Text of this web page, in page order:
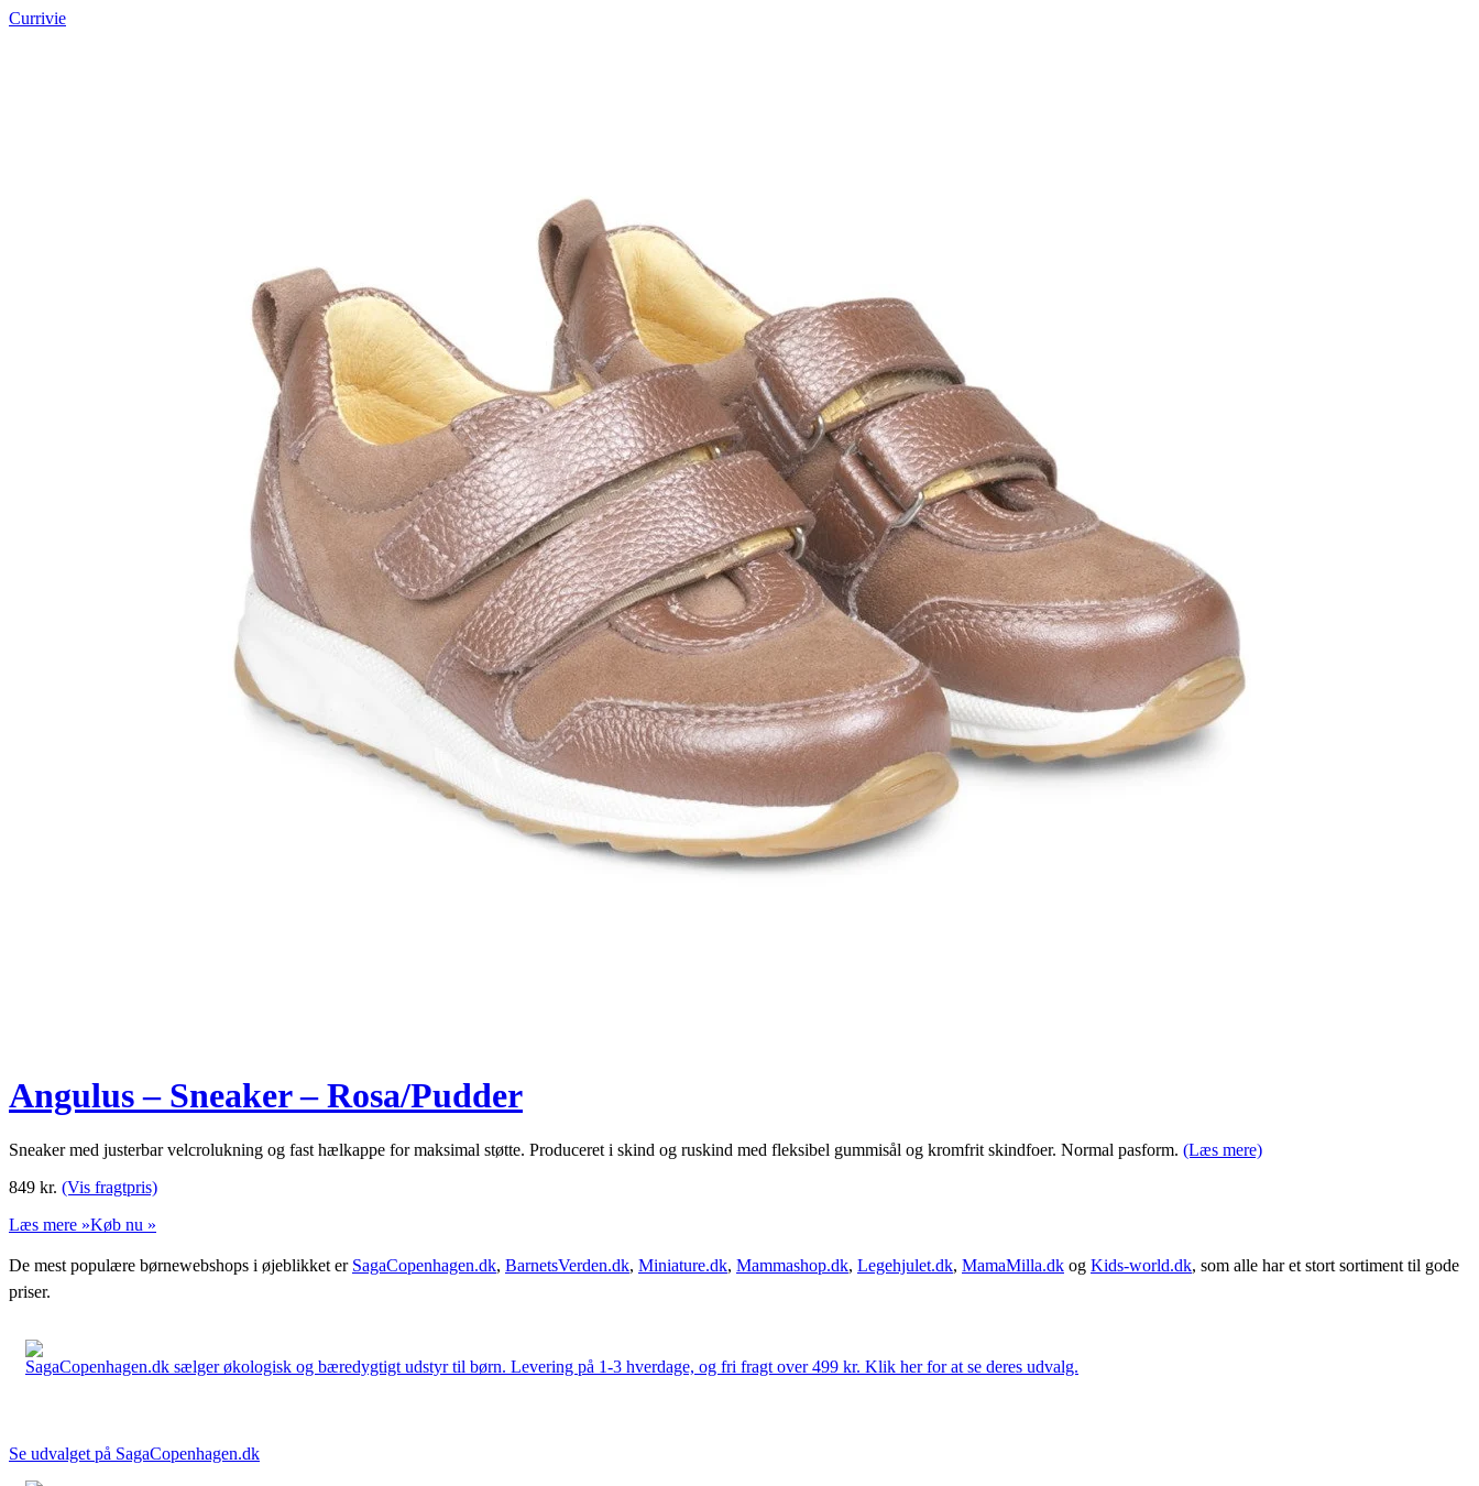
Currivie
Angulus – Sneaker – Rosa/Pudder
Sneaker med justerbar velcrolukning og fast hælkappe for maksimal støtte. Produceret i skind og ruskind med fleksibel gummisål og kromfrit skindfoer. Normal pasform. (Læs mere)
849 kr. (Vis fragtpris)
Læs mere »Køb nu »
De mest populære børnewebshops i øjeblikket er SagaCopenhagen.dk, BarnetsVerden.dk, Miniature.dk, Mammashop.dk, Legehjulet.dk, MamaMilla.dk og Kids-world.dk, som alle har et stort sortiment til gode
priser.
SagaCopenhagen.dk sælger økologisk og bæredygtigt udstyr til børn. Levering på 1-3 hverdage, og fri fragt over 499 kr. Klik her for at se deres udvalg.
Se udvalget på SagaCopenhagen.dk